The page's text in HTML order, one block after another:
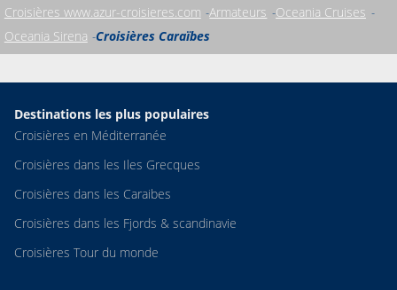
Croisières www.azur-croisieres.com Armateurs Oceania Cruises
Oceania Sirena Croisières Caraïbes
Destinations les plus populaires
Croisières en Méditerranée
Croisières dans les Iles Grecques
Croisières dans les Caraibes
Croisières dans les Fjords & scandinavie
Croisières Tour du monde